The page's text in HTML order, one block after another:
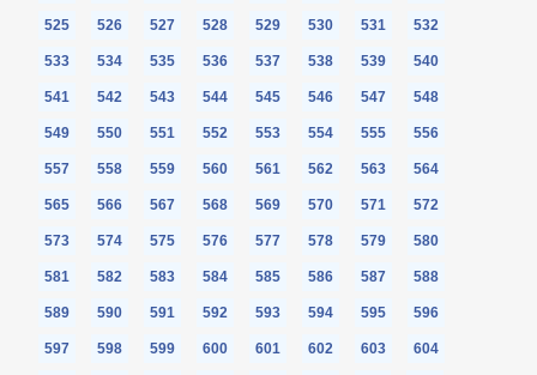
525 526 527 528 529 530 531 532
533 534 535 536 537 538 539 540
541 542 543 544 545 546 547 548
549 550 551 552 553 554 555 556
557 558 559 560 561 562 563 564
565 566 567 568 569 570 571 572
573 574 575 576 577 578 579 580
581 582 583 584 585 586 587 588
589 590 591 592 593 594 595 596
597 598 599 600 601 602 603 604